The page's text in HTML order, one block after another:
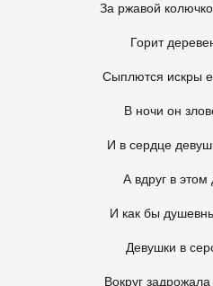
За ржавой
Горит
Сыплются искры
В ночи он
И в сердце
А вдруг в
И как бы
Девушки в
Вокруг